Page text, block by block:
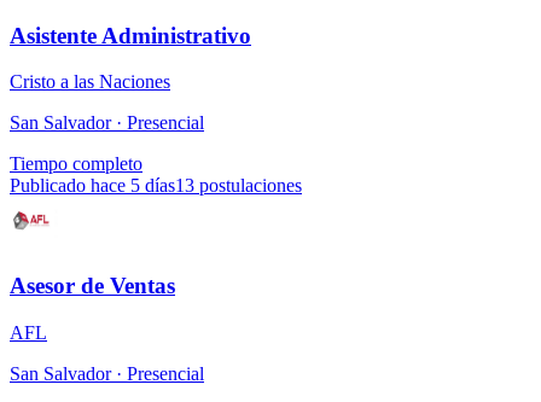
Asistente Administrativo
Cristo a las Naciones
San Salvador · Presencial
Tiempo completo
Publicado hace 5 días13 postulaciones
Asesor de Ventas
AFL
San Salvador · Presencial